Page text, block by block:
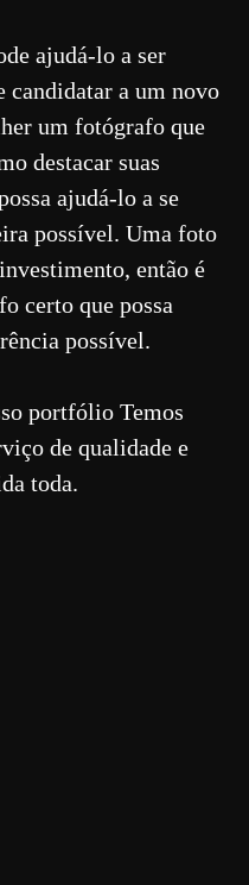
ajudá-lo a ser
candidatar a um novo
um fotógrafo que
destacar suas
ajudá-lo a se
possível. Uma foto
então é
certo que possa
possível.
portfólio Temos
de qualidade e
toda.